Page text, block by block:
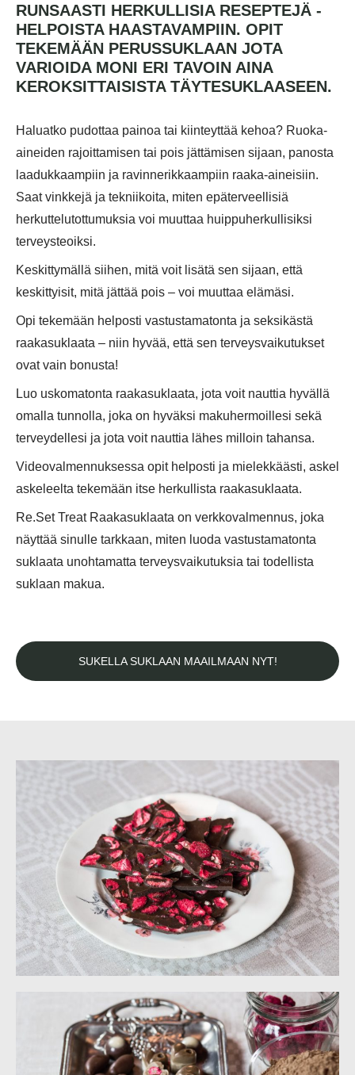
RUNSAASTI HERKULLISIA RESEPTEJÄ -
HELPOISTA HAASTAVAMPIIN. OPIT
TEKEMÄÄN PERUSSUKLAAN JOTA
VARIOIDA MONI ERI TAVOIN AINA
KEROKSITTAISISTA TÄYTESUKLAASEEN.
Haluatko pudottaa painoa tai kiinteyttää kehoa? Ruoka-
aineiden rajoittamisen tai pois jättämisen sijaan, panosta
laadukkaampiin ja ravinnerikkaampiin raaka-aineisiin.
Saat vinkkejä ja tekniikoita, miten epäterveellisiä
herkuttelutottumuksia voi muuttaa huippuherkullisiksi
terveysteoiksi.
Keskittymällä siihen, mitä voit lisätä sen sijaan, että
keskittyisit, mitä jättää pois – voi muuttaa elämäsi.
Opi tekemään helposti vastustamatonta ja seksikästä
raakasuklaata – niin hyvää, että sen terveysvaikutukset
ovat vain bonusta!
Luo uskomatonta raakasuklaata, jota voit nauttia hyvällä
omalla tunnolla, joka on hyväksi makuhermoillesi sekä
terveydellesi ja jota voit nauttia lähes milloin tahansa.
Videovalmennuksessa opit helposti ja mielekkäästi, askel
askeleelta tekemään itse herkullista raakasuklaata.
Re.Set Treat Raakasuklaata on verkkovalmennus, joka
näyttää sinulle tarkkaan, miten luoda vastustamatonta
suklaata unohtamatta terveysvaikutuksia tai todellista
suklaan makua.
SUKELLA SUKLAAN MAAILMAAN NYT!